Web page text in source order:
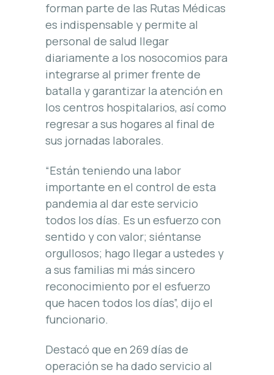
forman parte de las Rutas Médicas
es indispensable y permite al
personal de salud llegar
diariamente a los nosocomios para
integrarse al primer frente de
batalla y garantizar la atención en
los centros hospitalarios, así como
regresar a sus hogares al final de
sus jornadas laborales.
“Están teniendo una labor
importante en el control de esta
pandemia al dar este servicio
todos los días. Es un esfuerzo con
sentido y con valor; siéntanse
orgullosos; hago llegar a ustedes y
a sus familias mi más sincero
reconocimiento por el esfuerzo
que hacen todos los días”, dijo el
funcionario.
Destacó que en 269 días de
operación se ha dado servicio al